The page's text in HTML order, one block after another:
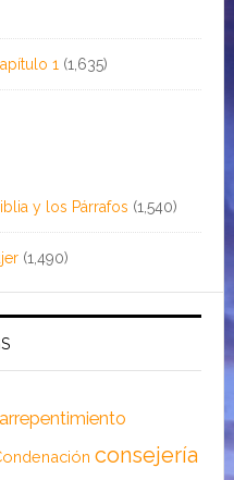
1 (1,635)
y los Párrafos (1,540)
(1,490)
arrepentimiento
consejería